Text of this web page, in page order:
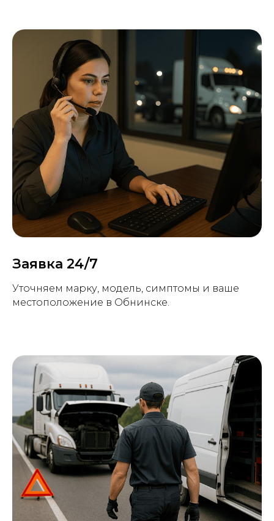
Заявка 24/7
Уточняем марку, модель, симптомы и ваше
местоположение в Обнинске.